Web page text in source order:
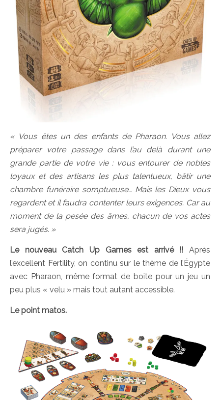
« Vous êtes un des enfants de Pharaon. Vous allez
préparer votre passage dans l’au delà durant une
grande partie de votre vie : vous entourer de nobles
loyaux et des artisans les plus talentueux, bâtir une
chambre funéraire somptueuse… Mais les Dieux vous
regardent et il faudra contenter leurs exigences. Car au
moment de la pesée des âmes, chacun de vos actes
sera jugés. »
Le nouveau Catch Up Games est arrivé !! Après
l’excellent Fertility, on continu sur le thème de l’Égypte
avec Pharaon, même format de boite pour un jeu un
peu plus « velu » mais tout autant accessible.
Le point matos.